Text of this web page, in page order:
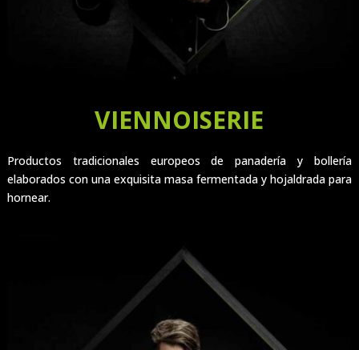
VIENNOISERIE
Productos tradicionales europeos de panadería y bollería
elaborados con una exquisita masa fermentada y hojaldrada para
hornear.